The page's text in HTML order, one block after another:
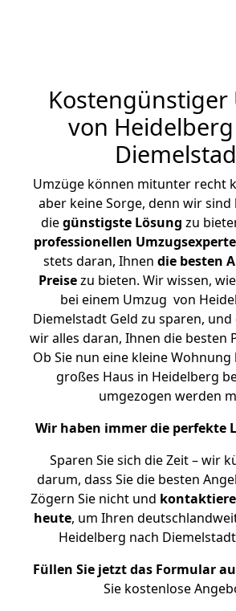
Kostengünstiger
von
Umzüge können mitunter recht
aber keine Sorge, denn wir sind
diegünstigste Lösung zu
professionellen
stets daran, Ihnen die besten
Preisezu bieten. Wir wissen,
bei einem Umzug von
Diemelstadt Geld zu sparen,
wir alles daran, Ihnen die besten
Ob Sie nun eine kleine
großes Haus in Heidelberg
umgezogen werden
Wir haben immer die perfekte
Sparen Sie sich die Zeit – wir
darum, dass Sie die besten
Zögern Sie nicht und
heute, um Ihren
Heidelberg nach
Füllen Sie jetzt das Formular
Sie kostenlose